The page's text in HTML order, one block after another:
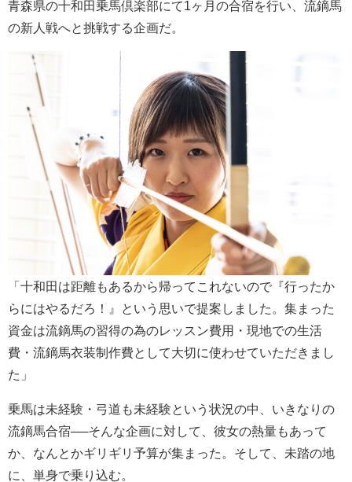
青森県の十和田乗馬倶楽部にて1ヶ月の合宿を行い、流鏑馬
の新人戦へと挑戦する企画だ。
「十和田は距離もあるから帰ってこれないので『行ったか
らにはやるだろ！』という思いで提案しました。集まった
資金は流鏑馬の習得の為のレッスン費用・現地での生活
費・流鏑馬衣装制作費として大切に使わせていただきまし
た」
乗馬は未経験・弓道も未経験という状況の中、いきなりの
流鏑馬合宿──そんな企画に対して、彼女の熱量もあって
か、なんとかギリギリ予算が集まった。そして、未踏の地
に、単身で乗り込む。